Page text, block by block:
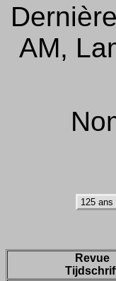
AM,
Revue